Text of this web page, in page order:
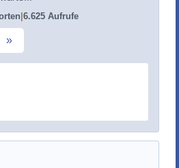
6.625 Aufrufe
»